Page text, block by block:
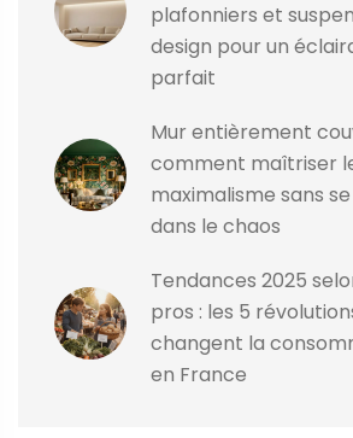
plafonniers et
design pour un
parfait
Mur entièrement
comment maîtriser
maximalisme sans
dans le chaos
Tendances 2025
pros : les 5
changent la
en France